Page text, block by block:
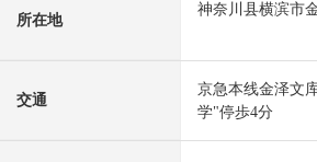
所在地
神奈川县横滨市
交通
京急本线金泽文
学"停歩4分